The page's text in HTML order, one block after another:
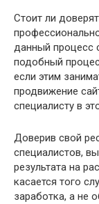
Стоит ли
данный процесс
подобный
если этим
продвижение
специалисту в
Доверив свой
специалистов,
результата на
касается того
заработка, а не